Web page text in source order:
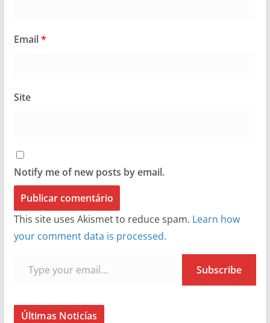
Email*
Site
Notify me of new posts by email.
This site uses Akismet to reduce spam. Learn how
your comment data is processed.
Subscribe
Últimas Noticías